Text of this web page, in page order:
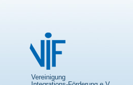
Vereinigung